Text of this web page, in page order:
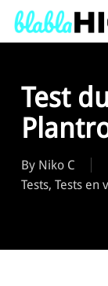
Skip
Test
By Niko C
Tests, Tests en